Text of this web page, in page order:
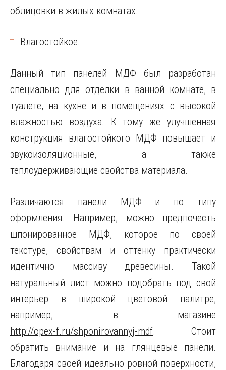
облицовки в жилых комнатах.
Влагостойкое.
Данный тип панелей МДФ был разработан
специально для отделки в ванной комнате, в
туалете, на кухне и в помещениях с высокой
влажностью воздуха. К тому же улучшенная
конструкция влагостойкого МДФ повышает и
звукоизоляционные, а также
теплоудерживающие свойства материала.
Различаются панели МДФ и по типу
оформления. Например, можно предпочесть
шпонированное МДФ, которое по своей
текстуре, свойствам и оттенку практически
идентично массиву древесины. Такой
натуральный лист можно подобрать под свой
интерьер в широкой цветовой палитре,
например, в магазине
http://opex-f.ru/shponirovannyj-mdf. Стоит
обратить внимание и на глянцевые панели.
Благодаря своей идеально ровной поверхности,